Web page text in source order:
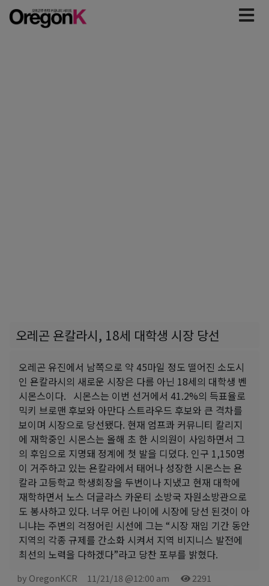
오레곤 욘칼라시, 18세 대학생 시장 당선
오레곤 유진에서 남쪽으로 약 45마일 정도 떨어진 소도시
인 욘칼라시의 새로운 시장은 다름 아닌 18세의 대학생 벤
시몬스이다. 시몬스는 이번 선거에서 41.2%의 득표율로
믹키 브로맨 후보와 아만다 스트라우드 후보와 큰 격차를
보이며 시장으로 당선됐다. 현재 엄프콰 커뮤니티 칼리지
에 재학중인 시몬스는 올해 초 한 시의원이 사임하면서 그
의 후임으로 지명돼 정계에 첫 발을 디뎠다. 인구 1,150명
이 거주하고 있는 욘칼라에서 태어나 성장한 시몬스는 욘
칼라 고등학교 학생회장을 두번이나 지냈고 현재 대학에
재학하면서 노스 더글라스 카운티 소방국 자원소방관으로
도 봉사하고 있다. 너무 어린 나이에 시장에 당선 된것이 아
니냐는 주변의 걱정어린 시선에 그는 “시장 재임 기간 동안
지역의 각종 규제를 간소화 시켜서 지역 비지니스 발전에
최선의 노력을 다하겠다”라고 당찬 포부를 밝혔다.
by OregonKCR 11/21/18 @12:00 am 2291